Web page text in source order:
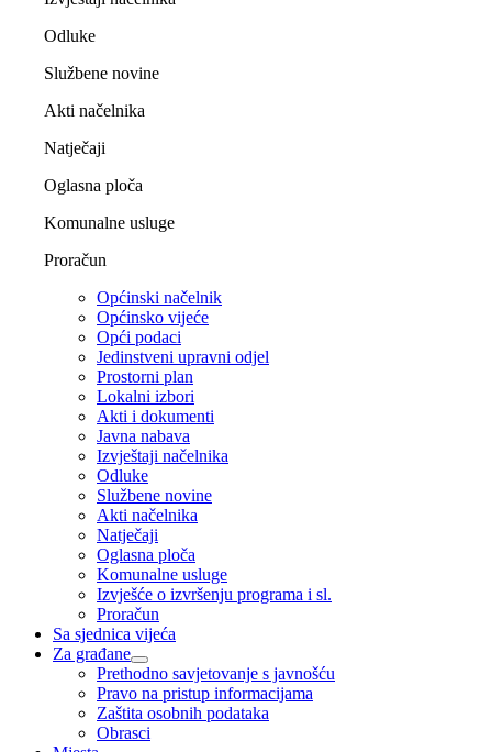
Odluke
Službene novine
Akti načelnika
Natječaji
Oglasna ploča
Komunalne usluge
Proračun
Općinski načelnik
Općinsko vijeće
Opći podaci
Jedinstveni upravni odjel
Prostorni plan
Lokalni izbori
Akti i dokumenti
Javna nabava
Izvještaji načelnika
Odluke
Službene novine
Akti načelnika
Natječaji
Oglasna ploča
Komunalne usluge
Izvješće o izvršenju programa i sl.
Proračun
Sa sjednica vijeća
Za građane
Prethodno savjetovanje s javnošću
Pravo na pristup informacijama
Zaštita osobnih podataka
Obrasci